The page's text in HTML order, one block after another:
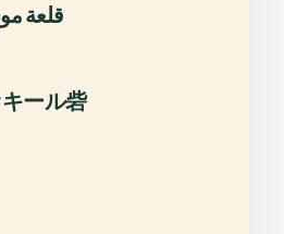
قلعة
ール砦